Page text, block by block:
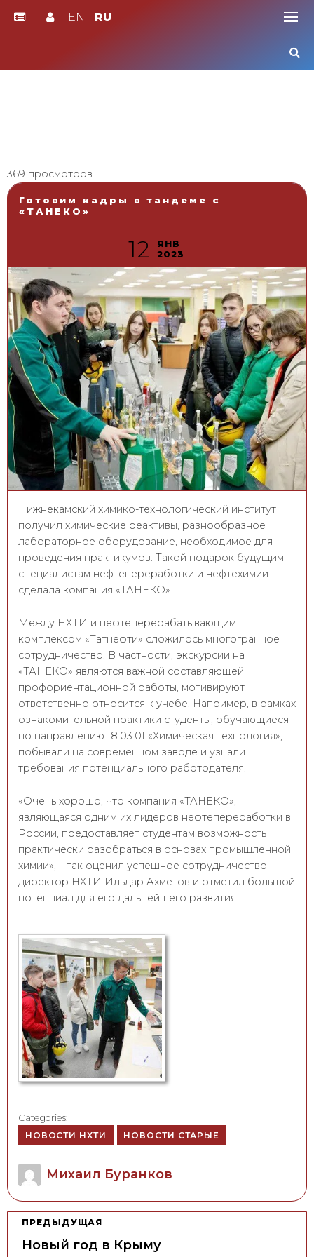
EN RU
369 просмотров
Готовим кадры в тандеме с
«ТАНЕКО»
12
ЯНВ
2023
Нижнекамский химико-технологический институт
получил химические реактивы, разнообразное
лабораторное оборудование, необходимое для
проведения практикумов. Такой подарок будущим
специалистам нефтепереработки и нефтехимии
сделала компания «ТАНЕКО».
Между НХТИ и нефтеперерабатывающим
комплексом «Татнефти» сложилось многогранное
сотрудничество. В частности, экскурсии на
«ТАНЕКО» являются важной составляющей
профориентационной работы, мотивируют
ответственно относится к учебе. Например, в рамках
ознакомительной практики студенты, обучающиеся
по направлению 18.03.01 «Химическая технология»,
побывали на современном заводе и узнали
требования потенциального работодателя.
«Очень хорошо, что компания «ТАНЕКО»,
являющаяся одним их лидеров нефтепереработки в
России, предоставляет студентам возможность
практически разобраться в основах промышленной
химии», – так оценил успешное сотрудничество
директор НХТИ Ильдар Ахметов и отметил большой
потенциал для его дальнейшего развития.
Categories:
НОВОСТИ НХТИ
НОВОСТИ СТАРЫЕ
Author
Михаил Буранков
НПРЕДЫДУЩАЯ
Новый год в Крыму